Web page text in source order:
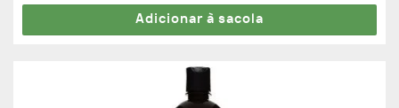
Adicionar à sacola